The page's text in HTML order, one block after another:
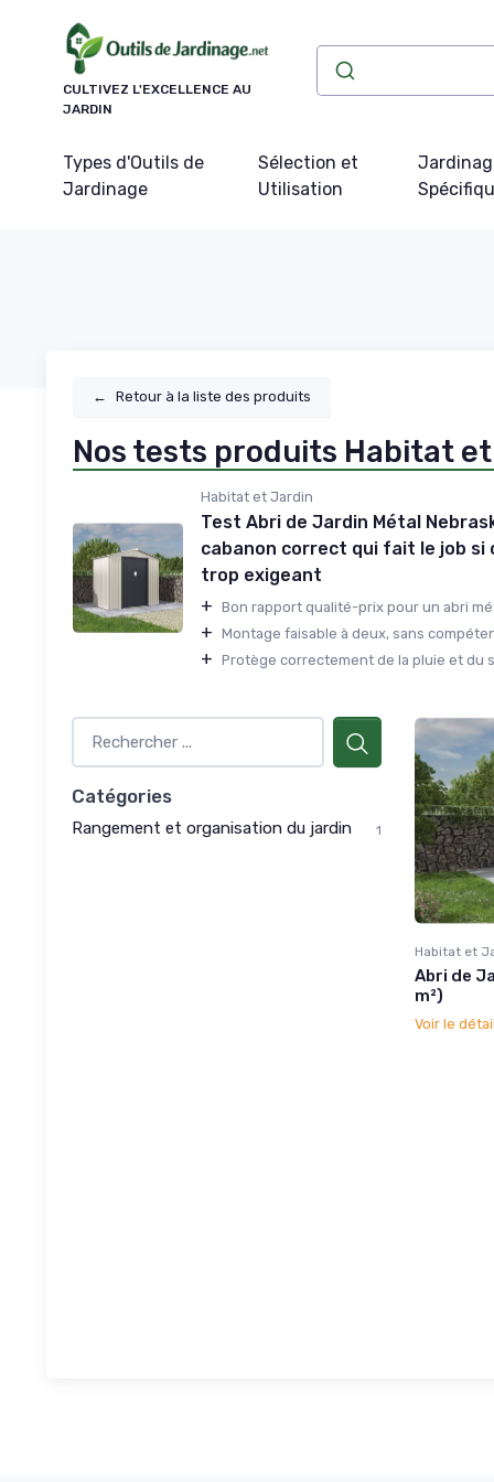
CULTIVEZ L'EXCELLENCE AU
JARDIN
Types d'Outils de
Jardinage
Sélection et
Utilisation
← Retour à la liste des produits
Nos tests produits Habitat
Habitat et Jardin
Test Abri de Jardin Métal
cabanon correct qui fait le job si
trop exigeant
+ Bon rapport qualité-prix pour un abri
+ Montage faisable à deux, sans
+ Protège correctement de la pluie et du
Catégories
Rangement et organisation du jardin 1
Habitat et
Abri de
m²)
Voir le